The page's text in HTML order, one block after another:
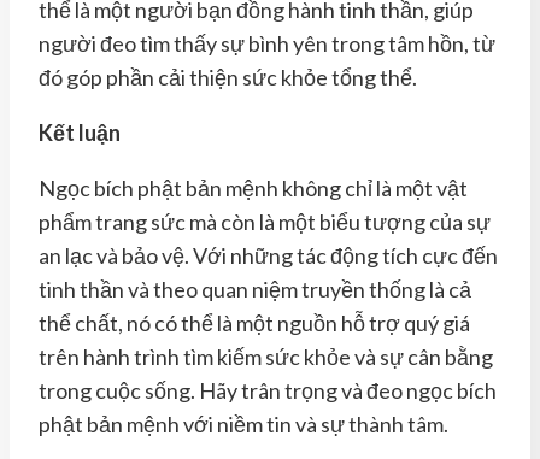
thể là một người bạn đồng hành tinh thần, giúp
người đeo tìm thấy sự bình yên trong tâm hồn, từ
đó góp phần cải thiện sức khỏe tổng thể.
Kết luận
Ngọc bích phật bản mệnh không chỉ là một vật
phẩm trang sức mà còn là một biểu tượng của sự
an lạc và bảo vệ. Với những tác động tích cực đến
tinh thần và theo quan niệm truyền thống là cả
thể chất, nó có thể là một nguồn hỗ trợ quý giá
trên hành trình tìm kiếm sức khỏe và sự cân bằng
trong cuộc sống. Hãy trân trọng và đeo ngọc bích
phật bản mệnh với niềm tin và sự thành tâm.